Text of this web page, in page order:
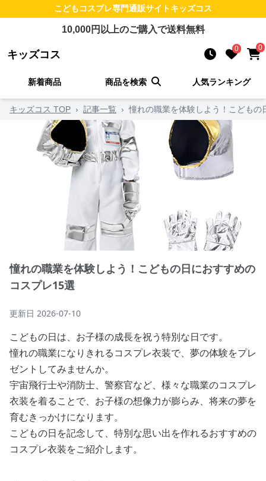
こどもコスプレ専門通販サイトキッズコス
10,000円以上のご購入で送料無料
キッズコス 0 0
新着商品 商品を検索 人気ランキング
キッズコス TOP › 記事一覧 › 憧れの職業を体験しよう！こども
憧れの職業を体験しよう！こどもの日におすすめの
コスプレ15選
更新日 2026-07-10
こどもの日は、お子様の成長を祝う特別な日です。
憧れの職業になりきれるコスプレ衣装で、夢の体験をプレ
ゼントしてみませんか。
宇宙飛行士や消防士、警察官など、様々な職業のコスプレ
衣装を着ることで、お子様の想像力が膨らみ、将来の夢を
育むきっかけになります。
こどもの日を記念して、特別な思い出を作れるおすすめの
コスプレ衣装をご紹介します。